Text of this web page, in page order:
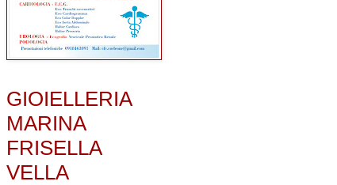
GIOIELLERIA
MARINA
FRISELLA
VELLA